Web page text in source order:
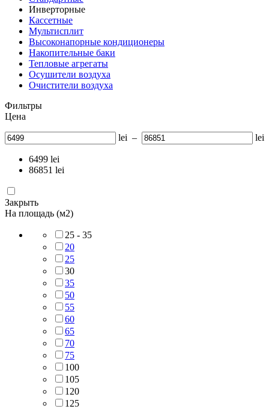
Инверторные
Кассетные
Мультисплит
Высоконапорные кондиционеры
Накопительные баки
Тепловые агрегаты
Осушители воздуха
Очистители воздуха
Фильтры
Цена
lei – lei
6499 lei
86851 lei
Закрыть
На площадь (м2)
25 - 35
20
25
30
35
50
55
60
65
70
75
100
105
120
125